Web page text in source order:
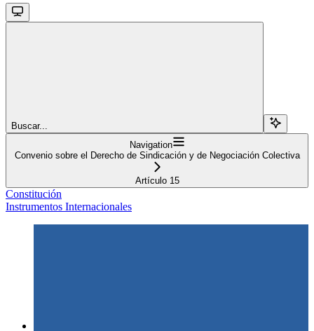
Buscar...
Navigation
Convenio sobre el Derecho de Sindicación y de Negociación Colectiva
Artículo 15
Constitución
Instrumentos Internacionales